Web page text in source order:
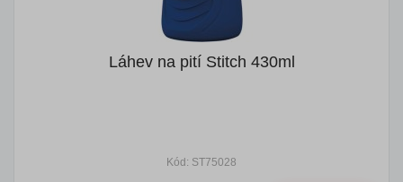
Láhev na pití Stitch 430ml
Kód: ST75028